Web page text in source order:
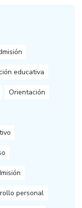
educativa
Orientación
personal